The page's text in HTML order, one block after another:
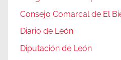
Consejo Comarcal de El
Diario de León
Diputación de León